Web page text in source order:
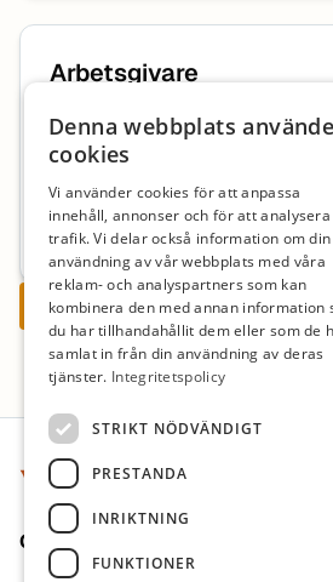
Arbetsgivare
Amerikanska Gymnasiet i
Ingen beskrivning tillgänglig för
Mer information om arbetsgivaren
Ansök nu
Sidfot
Om oss
Denna webbplats
cookies
Vi använder cookies för att anpassa
innehåll, annonser och för att
trafik. Vi delar också information om din
användning av vår webbplats med våra
reklam- och analyspartners som kan
kombinera den med annan information
du har tillhandahållit dem eller som de
samlat in från din användning av deras
tjänster. Integritetspolicy
STRIKT NÖDVÄNDIGT
PRESTANDA
INRIKTNING
FUNKTIONER